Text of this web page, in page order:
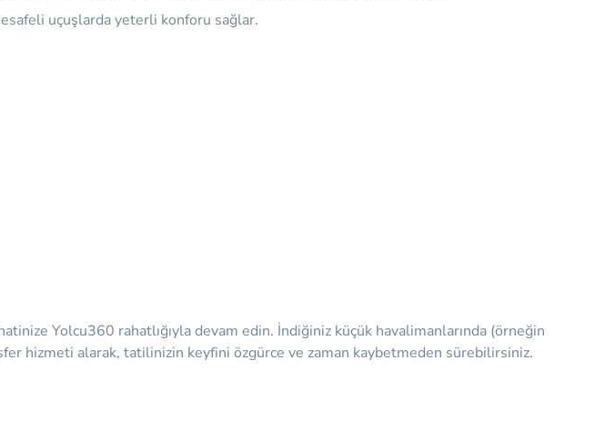
uçuşlarda yeterli konforu sağlar.
Yolcu360 rahatlığıyla devam edin. İndiğiniz küçük havalimanlarında (örneğin
hizmeti alarak, tatilinizin keyfini özgürce ve zaman kaybetmeden sürebilirsiniz.